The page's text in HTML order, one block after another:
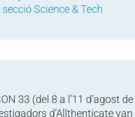
Science & Tech
33 (del 8 a l’11 d’agost de
d’Allthenticate van